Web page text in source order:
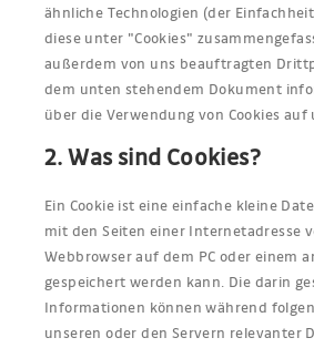
ähnliche Technologien (der
diese unter "Cookies"
außerdem von uns beauftragten
dem unten stehendem Dokument
über die Verwendung von Cookies auf
2. Was sind Cookies?
Ein Cookie ist eine einfache kleine
mit den Seiten einer Internetadresse
Webbrowser auf dem PC oder einem
gespeichert werden kann. Die darin
Informationen können während
unseren oder den Servern relevanter